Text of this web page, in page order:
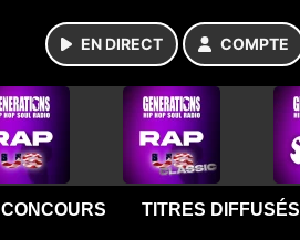
EN DIRECT COMPTE
CONCOURS TITRES DIFFUSÉS